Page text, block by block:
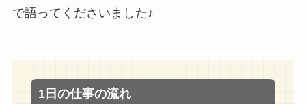
で語ってくださいました♪
1日の仕事の流れ